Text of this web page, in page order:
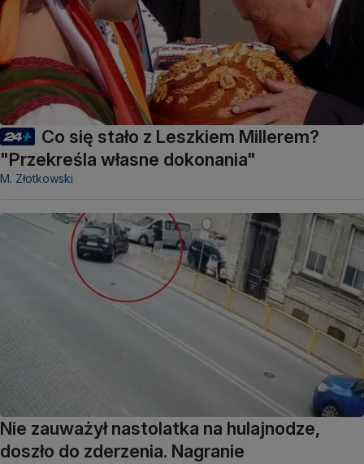
Co się stało z Leszkiem Millerem?
"Przekreśla własne dokonania"
M. Złotkowski
Nie zauważył nastolatka na hulajnodze,
doszło do zderzenia. Nagranie